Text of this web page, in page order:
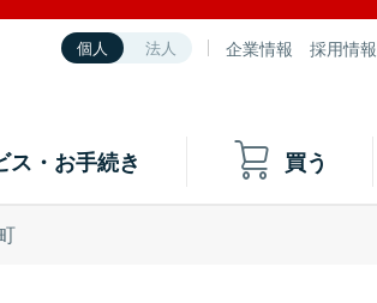
個人 法人 企業情報 採用情報
ス・お手続き 買う